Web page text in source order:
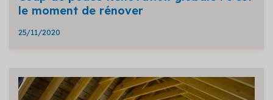
le moment de rénover
25/11/2020